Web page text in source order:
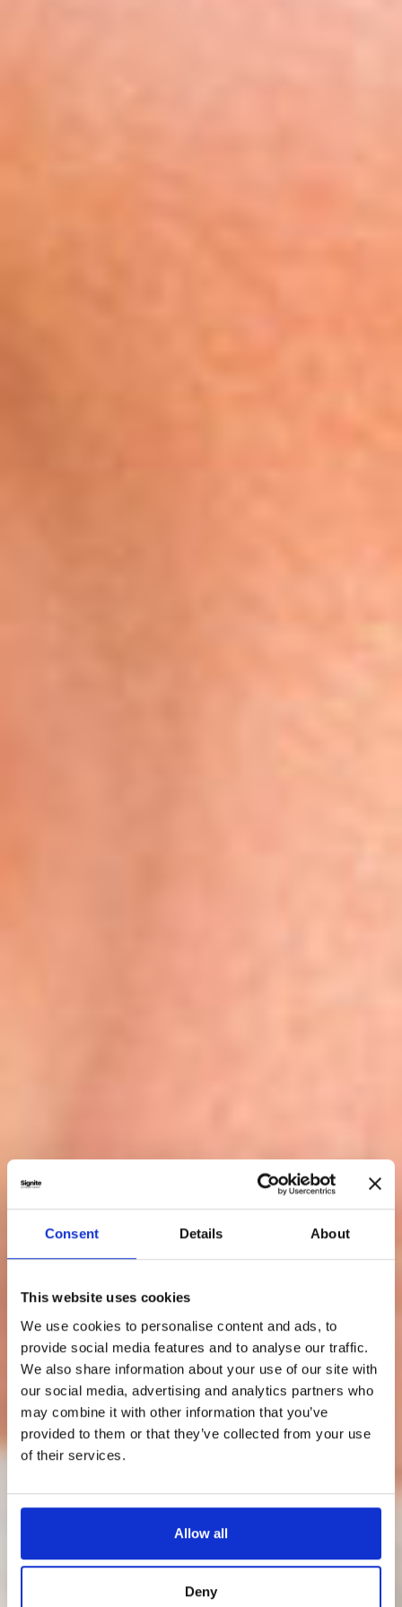
Consent Details About
This website uses cookies
We use cookies to personalise content and ads, to
provide social media features and to analyse our traffic.
We also share information about your use of our site with
our social media, advertising and analytics partners who
may combine it with other information that you’ve
provided to them or that they’ve collected from your use
of their services.
Allow all
Deny